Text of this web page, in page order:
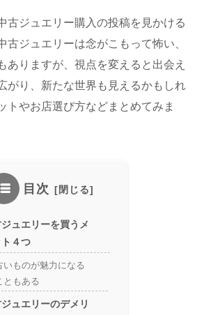
古ジュエリー購入の投稿を見かける
古ジュエリーは念がこもって怖い、
ありますが、視点を変えると出会え
がり、新たな世界も見えるかもしれ
トやお店選び方などまとめてみま
目次
ュエリーを買うメ
ト４つ
いものが魅力になる
ともある
ュエリーのデメリ